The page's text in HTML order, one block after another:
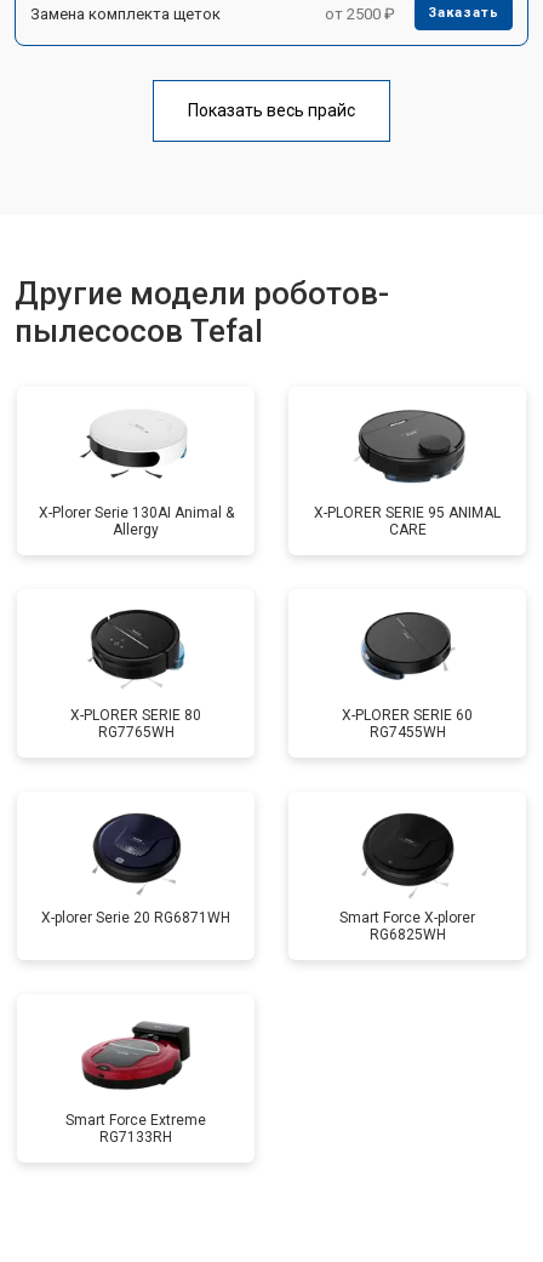
Замена комплекта щеток от 2500 ₽ Заказать
Показать весь прайс
Другие модели роботов-
пылесосов Tefal
X-Plorer Serie 130AI Animal &
Allergy
X-PLORER SERIE 95 ANIMAL
CARE
X-PLORER SERIE 80
RG7765WH
X-PLORER SERIE 60
RG7455WH
X-plorer Serie 20 RG6871WH
Smart Force X-plorer
RG6825WH
Smart Force Extreme
RG7133RH